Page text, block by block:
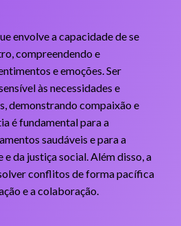
envolve a capacidade de se
compreendendo e
e emoções. Ser
às necessidades e
demonstrando compaixão e
é fundamental para a
saudáveis e para a
da justiça social. Além disso, a
conflitos de forma pacífica
e a colaboração.